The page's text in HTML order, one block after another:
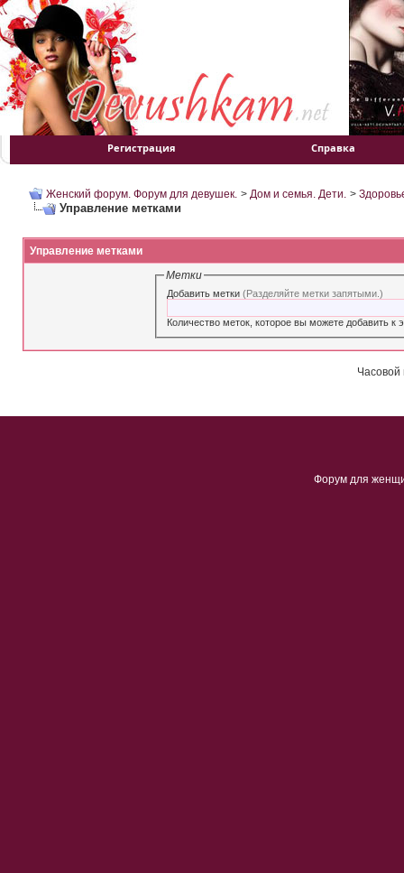
Регистрация Справка
Женский форум. Форум для девушек. > Дом и семья. Дети. >
Управление метками
Управление метками
Метки
Добавить метки(Разделяйте метки запятыми.)
Часовой
Форум для